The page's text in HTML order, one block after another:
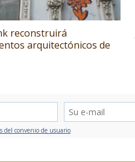
reconstruirá
arquitectónicos de
del convenio de usuario